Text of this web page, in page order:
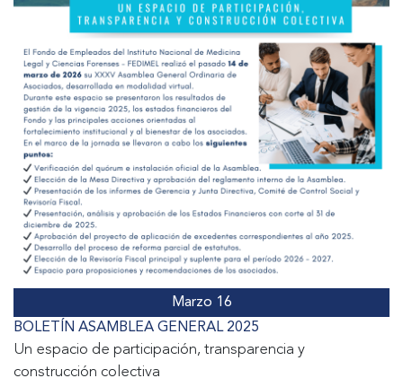
Marzo 16
BOLETÍN ASAMBLEA GENERAL 2025
Un espacio de participación, transparencia y
construcción colectiva